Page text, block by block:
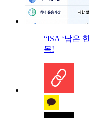
“ISA ‘남은
목!